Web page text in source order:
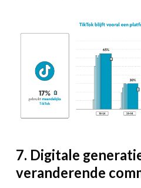
7. Digitale
veranderende